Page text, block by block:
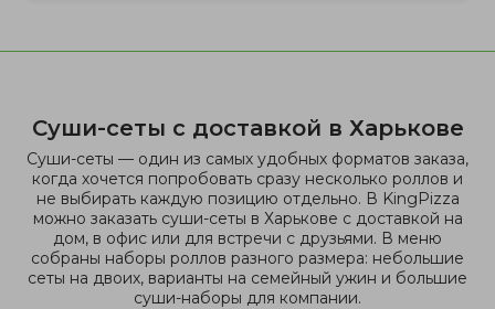
Суши-сеты с доставкой в Харькове
Суши-сеты — один из самых удобных форматов заказа,
когда хочется попробовать сразу несколько роллов и
не выбирать каждую позицию отдельно. В KingPizza
можно заказать суши-сеты в Харькове с доставкой на
дом, в офис или для встречи с друзьями. В меню
собраны наборы роллов разного размера: небольшие
сеты на двоих, варианты на семейный ужин и большие
суши-наборы для компании.